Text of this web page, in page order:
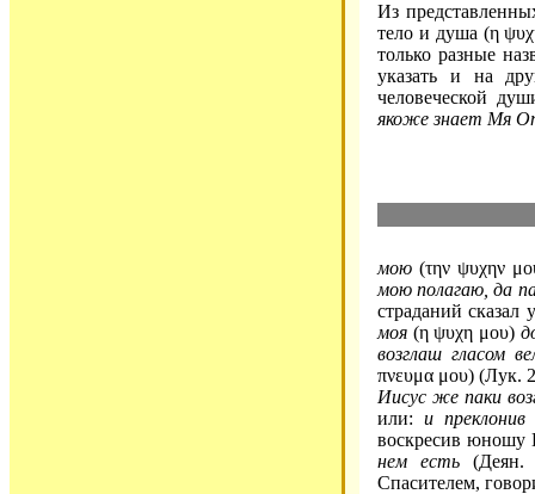
Из
тело и душа (η
только разные
указать и на
человеческой
якоже знает Мя
мою (την ψυχην
мою полагаю, да
страданий
моя (η ψυχη μου)
возглаш гласом
πνευμα μου) (Лук.
Иисус же паки
или: и преклонив
воскресив юношу
нем есть (Деян.
Спасителем,